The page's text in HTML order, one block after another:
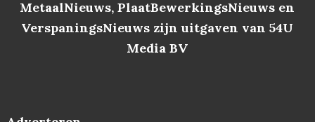
MetaalNieuws, PlaatBewerkingsNieuws en
VerspaningsNieuws zijn uitgaven van 54U
Media BV